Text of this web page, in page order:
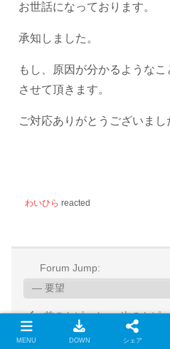
お世話になっております。
承知しました。
もし、原因が分かるような
させて頂きます。
ご対応ありがとうございまし
わいひら reacted
Forum Jump:
前のトピックへ 次のトピ
MENU DOWN シェア